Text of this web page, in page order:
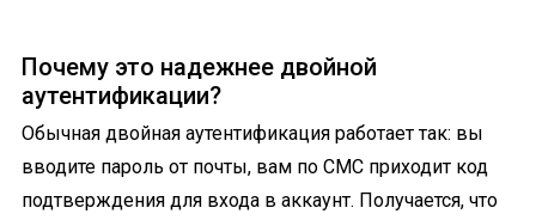
Почему это надежнее двойной
аутентификации?
Обычная двойная аутентификация работает так: вы
вводите пароль от почты, вам по СМС приходит код
подтверждения для входа в аккаунт. Получается, что